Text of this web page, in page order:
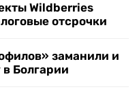
Wildberries
отсрочки
заманили и
Болгарии